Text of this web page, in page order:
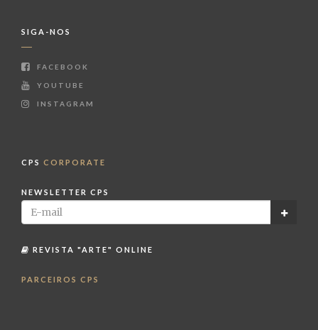
SIGA-NOS
FACEBOOK
YOUTUBE
INSTAGRAM
CPS CORPORATE
NEWSLETTER CPS
REVISTA "ARTE" ONLINE
PARCEIROS CPS